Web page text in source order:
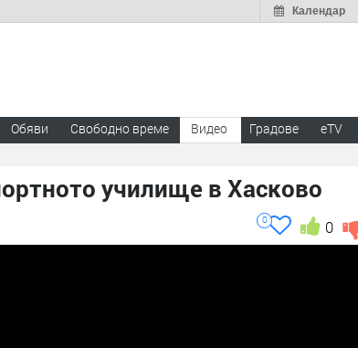
Календар
Обяви Свободно време Видео Градове eTV
училище в Хасково
0
0